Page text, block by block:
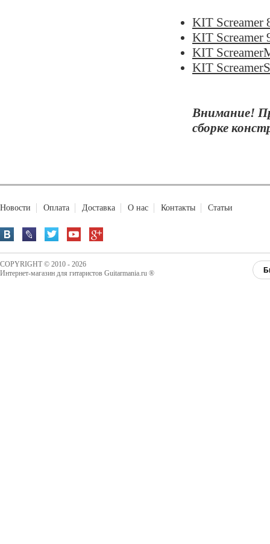
KIT Screamer
KIT Screamer
KIT
KIT
Внимание!
сборке
Новости Оплата Доставка О нас Контакты Статьи
COPYRIGHT © 2010 - 2026
Интернет-магазин для гитаристов Guitarmania.ru ®